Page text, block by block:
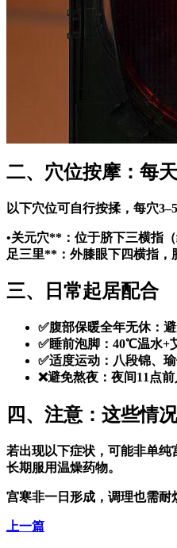
二、穴位按摩：每
以下穴位可自行按揉，每穴
•关元穴**：位于脐下三横指
足三里**：外膝眼下四横指，
三、日常起居配合
✅腹部保暖全年无休：
✅睡前泡脚：40℃温水+
✅适度运动：八段锦、
❌避免熬夜：夜间11点前
四、注意：这些情
若出现以下症状，可能非单纯
长期服用温燥药物。
宫寒非一日形成，调理也需耐
上一篇